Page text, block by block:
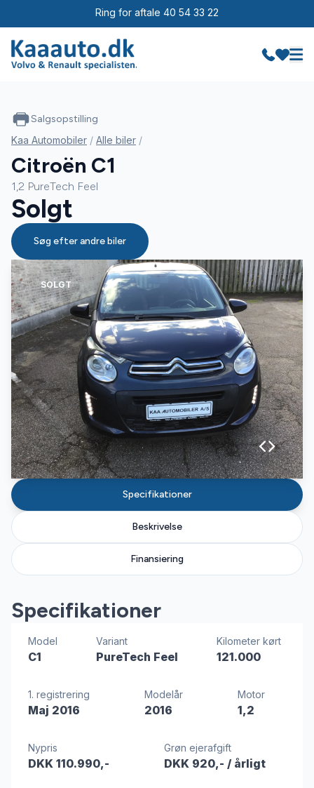
Ring for aftale 40 54 33 22
SOLGT
Specifikationer
Beskrivelse
Finansiering
Specifikationer
Model
C1
Variant
PureTech Feel
Kilometer kørt
121.000
1. registrering
Maj 2016
Modelår
2016
Motor
1,2
Nypris
DKK 110.990,-
Grøn ejerafgift
DKK 920,- / årligt
Salgsopstilling
Kaa Automobiler / Alle biler /
Citroën C1
1,2 PureTech Feel
Solgt
Søg efter andre biler